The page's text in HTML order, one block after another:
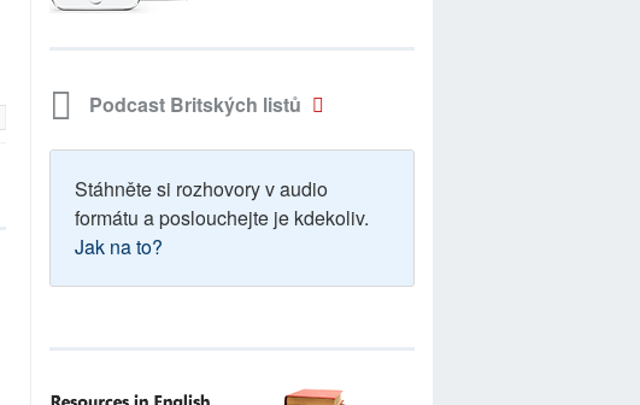
Podcast Britských listů
Stáhněte si rozhovory v audio
formátu a poslouchejte je kdekoliv.
Jak na to?